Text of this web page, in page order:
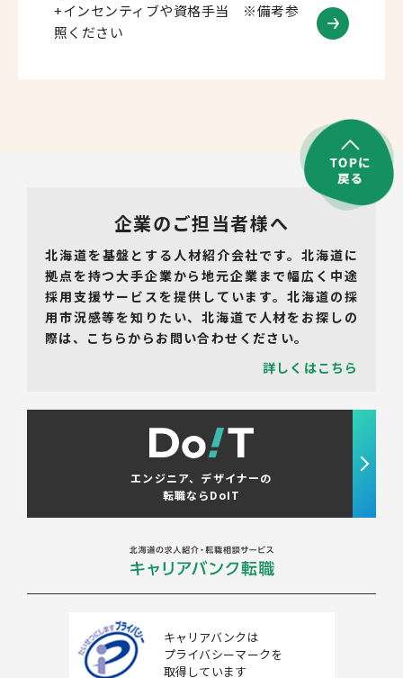
+インセンティブや資格手当 ※備考参
照ください
企業のご担当者様へ
北海道を基盤とする人材紹介会社です。北海道に
拠点を持つ大手企業から地元企業まで幅広く中途
採用支援サービスを提供しています。北海道の採
用市況感等を知りたい、北海道で人材をお探しの
際は、こちらからお問い合わせください。
詳しくはこちら
エンジニア、デザイナーの
転職ならDoIT
キャリアバンクは
プライバシーマークを
取得しています